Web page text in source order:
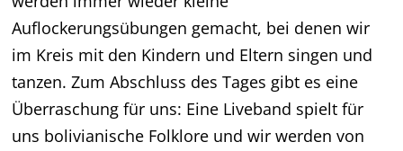
Auflockerungsübungen gemacht, bei denen wir
im Kreis mit den Kindern und Eltern singen und
tanzen. Zum Abschluss des Tages gibt es eine
Überraschung für uns: Eine Liveband spielt für
uns bolivianische Folklore und wir werden von